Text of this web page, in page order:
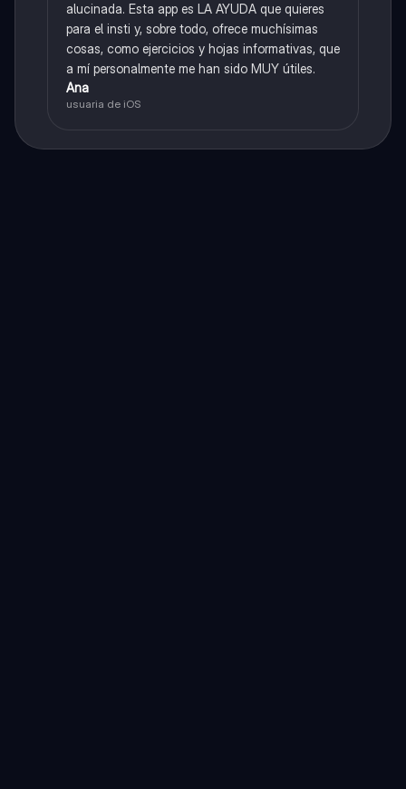
alucinada. Esta app es LA AYUDA que quieres
para el insti y, sobre todo, ofrece muchísimas
cosas, como ejercicios y hojas informativas, que
a mí personalmente me han sido MUY útiles.
Ana
usuaria de iOS